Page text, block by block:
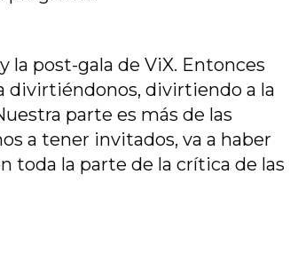
la post-gala de ViX. Entonces
divirtiéndonos, divirtiendo a la
parte es más de las
a tener invitados, va a haber
toda la parte de la crítica de las